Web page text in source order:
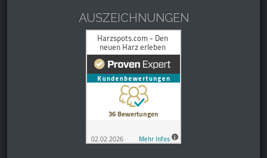
AUSZEICHNUNGEN